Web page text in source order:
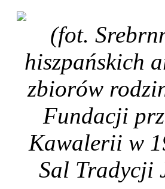
(fot.
hiszpańskich
zbiorów
Fundacji
Kawalerii w
Sal Tradycji